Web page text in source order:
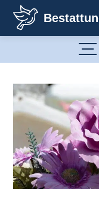
Inhalt
springen